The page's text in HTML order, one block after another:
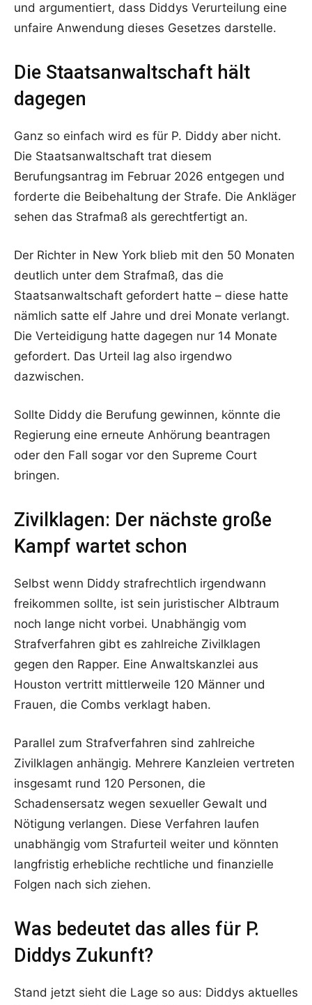
und argumentiert, dass Diddys Verurteilung eine
unfaire Anwendung dieses Gesetzes darstelle.
Die Staatsanwaltschaft hält
dagegen
Ganz so einfach wird es für P. Diddy aber nicht.
Die Staatsanwaltschaft trat diesem
Berufungsantrag im Februar 2026 entgegen und
forderte die Beibehaltung der Strafe. Die Ankläger
sehen das Strafmaß als gerechtfertigt an.
Der Richter in New York blieb mit den 50 Monaten
deutlich unter dem Strafmaß, das die
Staatsanwaltschaft gefordert hatte – diese hatte
nämlich satte elf Jahre und drei Monate verlangt.
Die Verteidigung hatte dagegen nur 14 Monate
gefordert. Das Urteil lag also irgendwo
dazwischen.
Sollte Diddy die Berufung gewinnen, könnte die
Regierung eine erneute Anhörung beantragen
oder den Fall sogar vor den Supreme Court
bringen.
Zivilklagen: Der nächste große
Kampf wartet schon
Selbst wenn Diddy strafrechtlich irgendwann
freikommen sollte, ist sein juristischer Albtraum
noch lange nicht vorbei. Unabhängig vom
Strafverfahren gibt es zahlreiche Zivilklagen
gegen den Rapper. Eine Anwaltskanzlei aus
Houston vertritt mittlerweile 120 Männer und
Frauen, die Combs verklagt haben.
Parallel zum Strafverfahren sind zahlreiche
Zivilklagen anhängig. Mehrere Kanzleien vertreten
insgesamt rund 120 Personen, die
Schadensersatz wegen sexueller Gewalt und
Nötigung verlangen. Diese Verfahren laufen
unabhängig vom Strafurteil weiter und könnten
langfristig erhebliche rechtliche und finanzielle
Folgen nach sich ziehen.
Was bedeutet das alles für P.
Diddys Zukunft?
Stand jetzt sieht die Lage so aus: Diddys aktuelles